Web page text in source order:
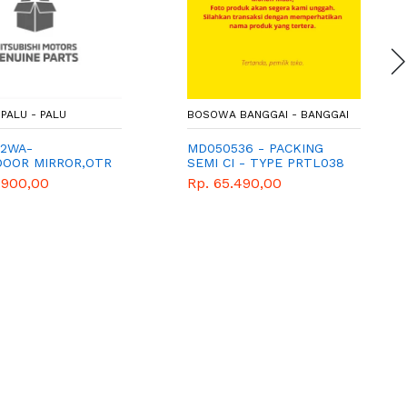
- PALU
MIRROR,OTR
PART
BOSOWA BANGGAI - BANGGAI
MD050536 - PACKING
SEMI CI - TYPE PRTL038
Rp. 65.490,00